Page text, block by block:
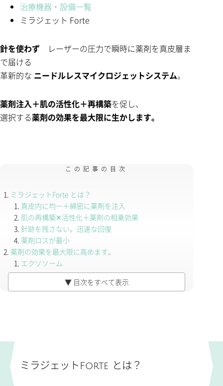
治療機器・設備一覧
ミラジェット Forte
針を使わず
レーザーの圧力で瞬時に薬剤を真皮層ま
で届ける
革新的な ニードルレスマイクロジェットシステム。
薬剤注入＋肌の活性化＋再構築を促し、
選択する薬剤の効果を最大限に生かします。
この記事の目次
ミラジェットForte とは？
真皮内に均一＋綿密に薬剤を注入
肌の再構築✕活性化＋薬剤の相乗効果
針跡を残さない。迅速な回復
薬剤ロスが最小
薬剤の効果を最大限に高めます。
エクソソーム
ジュベルック JUVELOOK
マイクロボトックス
考えられる副作用・リスクについて
▼ 目次をすべて表示
ミラジェットForte とは？